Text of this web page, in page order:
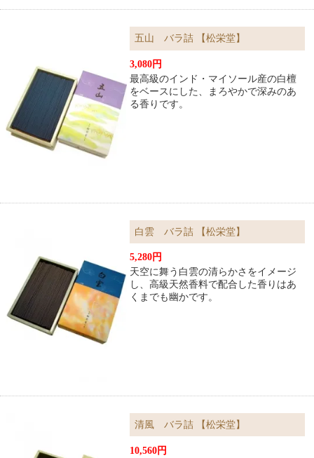
五山 バラ詰 【松栄堂】
3,080円
最高級のインド・マイソール産の白檀
をベースにした、まろやかで深みのあ
る香りです。
白雲 バラ詰 【松栄堂】
5,280円
天空に舞う白雲の清らかさをイメージ
し、高級天然香料で配合した香りはあ
くまでも幽かです。
清風 バラ詰 【松栄堂】
10,560円